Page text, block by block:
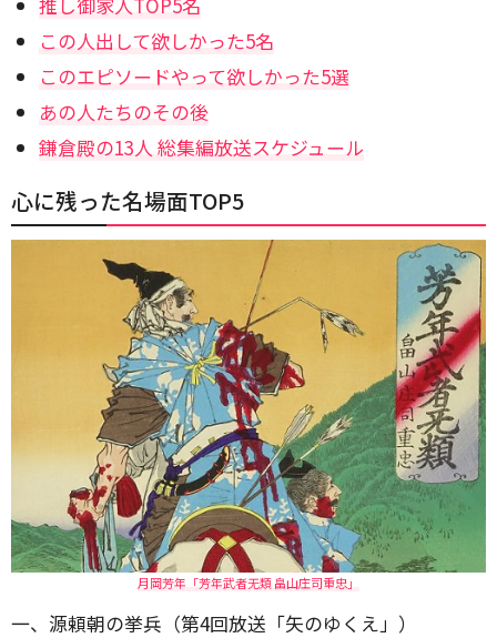
この人出して欲しかった5名
このエピソードやって欲しかった5選
あの人たちのその後
鎌倉殿の13人 総集編放送スケジュール
心に残った名場面TOP5
月岡芳年「芳年武者无類 畠山庄司重忠」
一、源頼朝の挙兵（第4回放送「矢のゆくえ」）